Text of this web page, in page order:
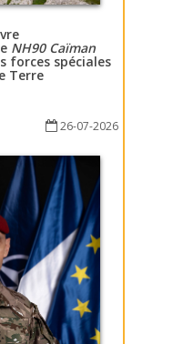
NH90 Caïman
forces spéciales
Terre
26-07-2026